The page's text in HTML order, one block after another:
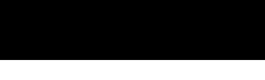
“Hora Loca” /